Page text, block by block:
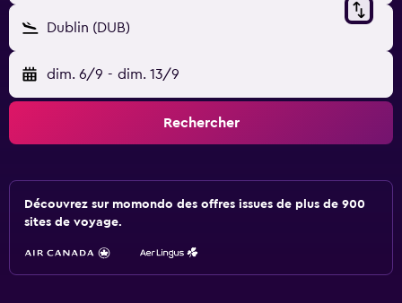
Dublin (DUB)
dim. 6/9 - dim. 13/9
Rechercher
Découvrez sur momondo des offres issues de plus de 900
sites de voyage.